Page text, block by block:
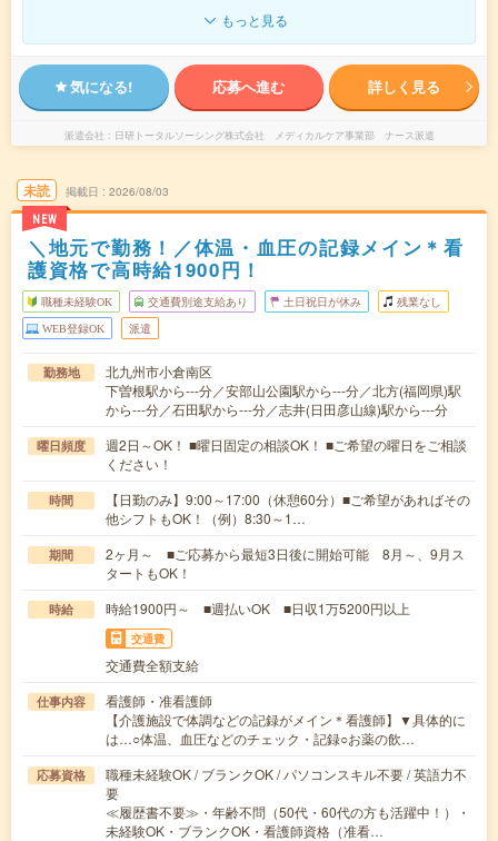
もっと見る
気になる! 応募へ進む 詳しく見る
派遣会社 日研トータルソーシング株式会社 メディカルケア事業部 ナース派遣
未読
NEW
掲載日 2026/08/03
＼地元で勤務！／体温・血圧の記録メイン＊看
護資格で高時給1900円！
職種未経験OK 交通費別途支給あり 土日祝日が休み 残業なし
WEB登録OK 派遣
勤務地
北九州市小倉南区
下曽根駅から---分／安部山公園駅から---分／北方(福岡県)駅
から---分／石田駅から---分／志井(日田彦山線)駅から---分
曜日頻度
週2日～OK！ ■曜日固定の相談OK！ ■ご希望の曜日をご相談
ください！
時間
【日勤のみ】9:00～17:00（休憩60分）■ご希望があればその
他シフトもOK！（例）8:30～1…
期間
2ヶ月～ ■ご応募から最短3日後に開始可能 8月～、9月ス
タートもOK！
時給 時給1900円～ ■週払いOK ■日収1万5200円以上
交通費
交通費全額支給
仕事内容
看護師・准看護師
【介護施設で体調などの記録がメイン＊看護師】▼具体的に
は…○体温、血圧などのチェック・記録○お薬の飲…
応募資格
職種未経験OK / ブランクOK / パソコンスキル不要 / 英語力不
要
≪履歴書不要≫・年齢不問（50代・60代の方も活躍中！）・
未経験OK・ブランクOK・看護師資格（准看…